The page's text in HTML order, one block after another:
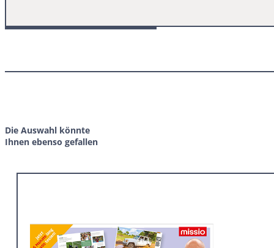
Die Auswahl könnte
Ihnen ebenso gefallen